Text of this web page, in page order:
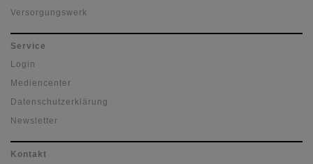
Versorgungswerk
Service
Login
Mediencenter
Datenschutzerklärung
Newsletter
Kontakt